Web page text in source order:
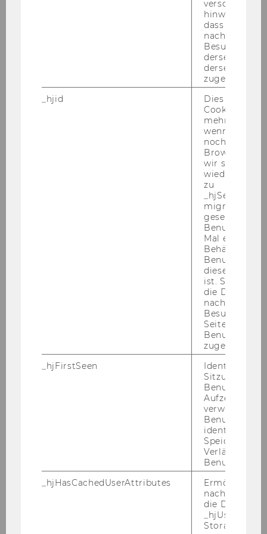
ge­ball­ten La­dung
z.B. wie Selbst­be­wusst­seins­ar­
beit Er­folg för­dern kann, mit un­se­rem ex­ter­nen
Hier ist eine Über­sicht über unser ge­sam­tes
Stu­die­ren mit Neu­ro­di­ver­si­tät (DE)
line PEER­GROUP | Mo, 3. März, 15:00 –
Rea­lis­ti­sche & ef­fek­ti­ve Wo­chen­pla­
| WORK­SHOP | Mo, 10. März,
Mit mehr Selbst­be­wusst­sein zum
| WORK­SHOP | Mi,
Ef­fi­zi­ent & hirn­ge­recht ler­nen (DE)
on­line TALK | Do, 13. März, 9:30 – 11:00
Dran blei­ben! – Mo­ti­va­ti­on tan­ken
und Lern­fort­schrit­te er­zie­len (DE)
PEER­GROUP | Do, 13. März, 10:00 – 12:00
Uhr
Easy is Right! Es darf auch leicht
| SKILL SES­SI­ON | Mo,
Show yours­elf! Selbst­be­wusst prä­
| SKILL SES­SI­ON |
Wobei kannst du ge­ra­de etwas mehr En­er­gie
und Un­ter­stüt­zung be­nö­ti­gen, um gut ins
Som­mer­se­mes­ter zu star­ten? Melde dich jetzt
verschiedene
hinweg.Stellt
dass Daten
Besuchen auf
derselben
derselben
zugeordnet
_hjid
Dies ist ein
Cookie, das
mehr setzen,
wenn ein
noch in
Browser hat,
wir seinen
zu
migrieren.
gesetzt,
Benutzer
Mal eine
Behält die
Benutzer-ID
diese Seite
ist. Stellt
die Daten von
Besuchen
Seite
Benutzer-ID
zugeordnet
_hjFirstSeen
Identifiziert
Sitzung eines
Benutzers.
verwendet,
identifizieren.
Verlängert
_hjHasCachedUserAttributes
Ermöglicht
die Daten in
Storage auf